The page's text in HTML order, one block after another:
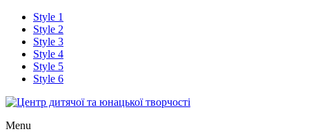
Style 1
Style 2
Style 3
Style 4
Style 5
Style 6
Menu